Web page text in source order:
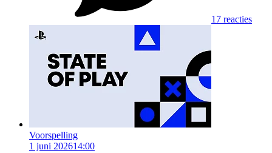
17 reacties
Voorspelling
1 juni 202614:00